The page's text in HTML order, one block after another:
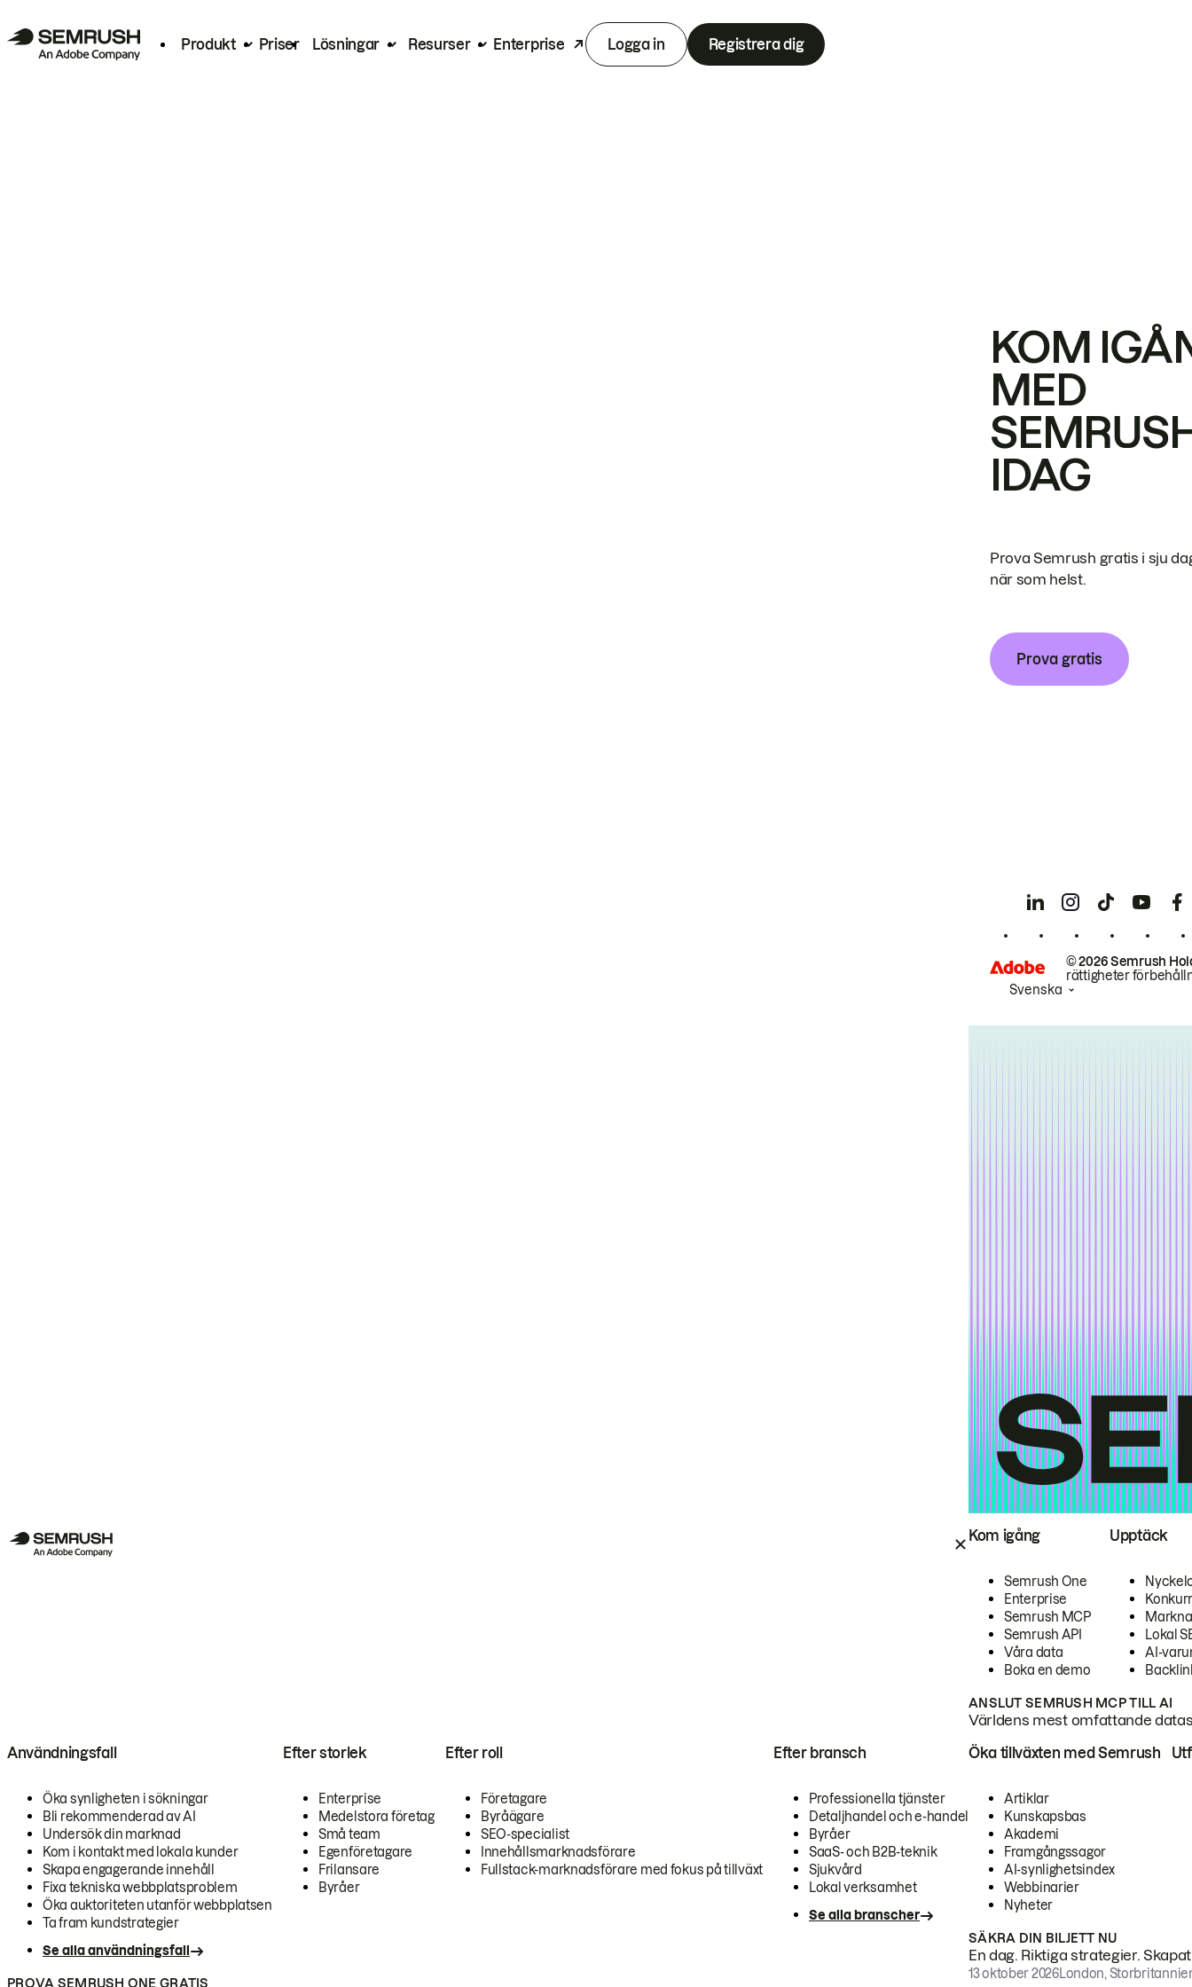
Produkt Priser Lösningar Resurser Enterprise Logga in Registrera dig
Kom igång
Semrush One
Enterprise
Semrush MCP
Semrush API
Våra data
Boka en demo
Upptäck
Lokal
AI-
ANSLUT SEMRUSH MCP TILL AI
Världens mest omfattande
Användningsfall
Öka synligheten i sökningar
Bli rekommenderad av AI
Undersök din marknad
Kom i kontakt med lokala kunder
Skapa engagerande innehåll
Fixa tekniska webbplatsproblem
Öka auktoriteten utanför webbplatsen
Ta fram kundstrategier
Se alla användningsfall
Efter storlek
Enterprise
Medelstora företag
Små team
Egenföretagare
Frilansare
Byråer
Efter roll
Företagare
Byråägare
SEO-specialist
Innehållsmarknadsförare
Fullstack-marknadsförare med fokus på tillväxt
Efter bransch
Professionella tjänster
Detaljhandel och e-handel
Byråer
SaaS- och B2B-teknik
Sjukvård
Lokal verksamhet
Se alla branscher
PROVA SEMRUSH ONE GRATIS
Öka tillväxten med Semrush
Artiklar
Kunskapsbas
Akademi
Framgångssagor
AI-synlighetsindex
Webbinarier
Nyheter
SÄKRA DIN BILJETT NU
En dag. Riktiga strategier.
13 oktober 2026London,
KOM
MED
IDAG
Prova Semrush gratis i sju
när som helst.
Prova gratis
© 2026 Semrush
rättigheter
Svenska